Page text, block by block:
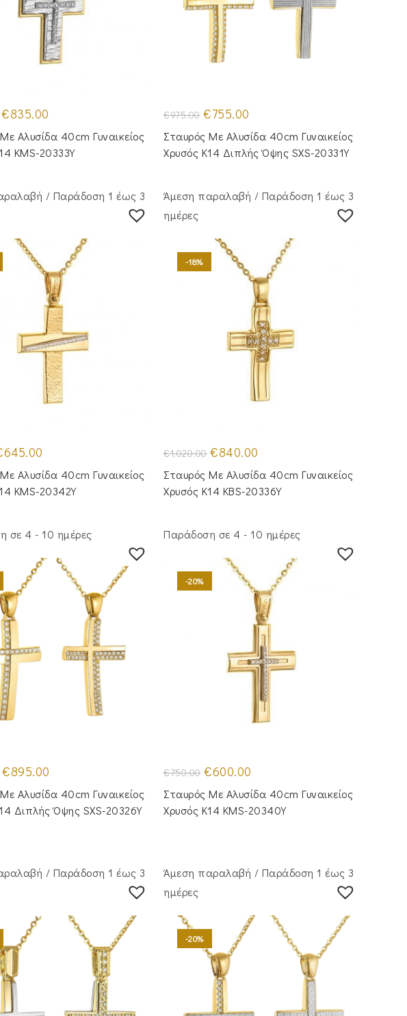
Original
price
was:
€1,030.00.
€835.00
τιμή
είναι:
€835.00.
Aλυσίδα 40cm Γυναικείος
KMS-20333Y
€975.00 Original
price
was:
€975.00.
€755.00
τιμή
είναι:
€755.00.
Σταυρός Με Αλυσίδα 40cm Γυναικείος
Χρυσός Κ14 Διπλής Όψης SXS-20331Y
/ Παράδoση 1 έως 3
was:
645.00
τιμή
είναι:
€645.00.
Αλυσίδα 40cm Γυναικείος
KMS-20342Y
Άμεση παραλαβή / Παράδoση 1 έως 3
ημέρες
-18%
€1,020.00 Original
price
was:
€1,020.00.
€840.00
τιμή
είναι:
€840.00.
Σταυρός Mε Aλυσίδα 40cm Γυναικείος
Χρυσός Κ14 KBS-20336Y
σε 4 - 10 ημέρες
Original
price
was:
€1,050.00.
€895.00
τιμή
είναι:
€895.00.
Αλυσίδα 40cm Γυναικείος
Διπλής Όψης SXS-20326Y
Παράδοση σε 4 - 10 ημέρες
-20%
€750.00 Original
price
was:
€750.00.
€600.00
τιμή
είναι:
€600.00.
Σταυρός Με Αλυσίδα 40cm Γυναικείος
Χρυσός Κ14 KMS-20340Y
/ Παράδoση 1 έως 3
Άμεση παραλαβή / Παράδoση 1 έως 3
ημέρες
-20%